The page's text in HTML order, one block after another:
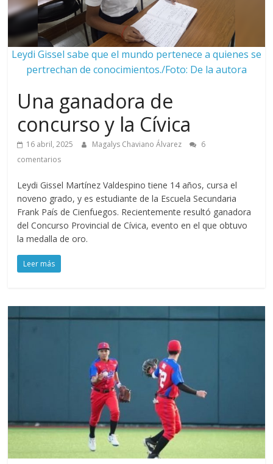
Leydi Gissel sabe que el mundo pertenece a quienes se
pertrechan de conocimientos./Foto: De la autora
Una ganadora de
concurso y la Cívica
16 abril, 2025 Magalys Chaviano Álvarez
6
comentarios
Leydi Gissel Martínez Valdespino tiene 14 años, cursa el
noveno grado, y es estudiante de la Escuela Secundaria
Frank País de Cienfuegos. Recientemente resultó ganadora
del Concurso Provincial de Cívica, evento en el que obtuvo
la medalla de oro.
Leer más